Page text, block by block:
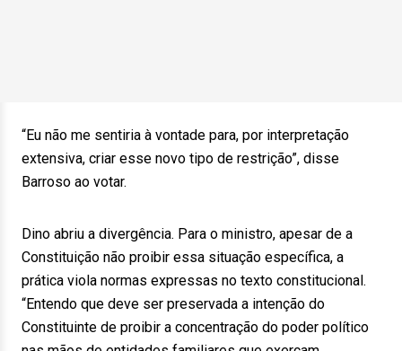
“Eu não me sentiria à vontade para, por interpretação
extensiva, criar esse novo tipo de restrição”, disse
Barroso ao votar.
Dino abriu a divergência. Para o ministro, apesar de a
Constituição não proibir essa situação específica, a
prática viola normas expressas no texto constitucional.
“Entendo que deve ser preservada a intenção do
Constituinte de proibir a concentração do poder político